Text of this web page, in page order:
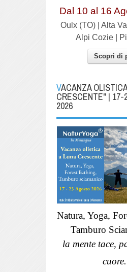
Dal 10 al 16
Oulx (TO) | Alta
Alpi Cozie |
Scopri di
VACANZA OLISTICA A "LUNA
CRESCENTE" | 17-
2026
Natura, Yoga,
Tamburo
la mente tace,
cuore.